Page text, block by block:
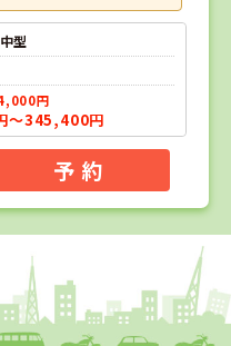
型
円
～345,400円
予 約
ル